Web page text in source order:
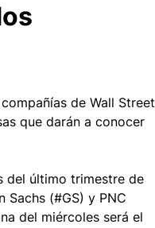
de Wall Street
que darán a conocer
del último trimestre de
Sachs (#GS) y PNC
del miércoles será el